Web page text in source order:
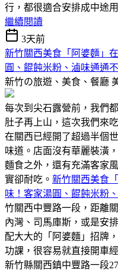
行，都很適合安排成中途
繼續閱讀
3天前
新竹關西美食「阿婆麵」
圓、餛飩米粉、滷味通通
新竹の旅遊、美食、餐廳
每次到尖石露營前，我們
肚子再上山，這次我們來
在關西已經開了超過半個
味道。店面沒有華麗裝潢
麵食之外，還有充滿客家
實卻耐吃。 新竹關西美食
味！客家湯圓、餛飩米粉
竹關西中豐路一段，距離
內灣、司馬庫斯，或是安
配大大的「阿婆麵」招牌
功課，很容易就直接開車
新竹縣關西鎮中豐路一段